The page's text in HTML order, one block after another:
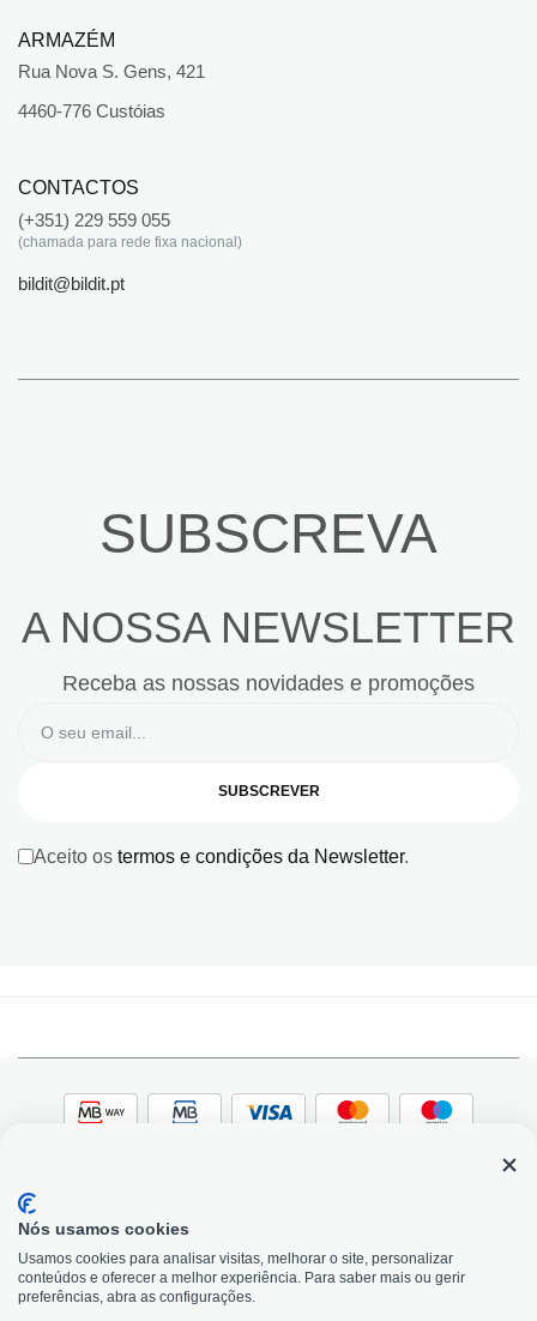
ARMAZÉM
Rua Nova S. Gens, 421
4460-776 Custóias
CONTACTOS
(+351) 229 559 055
(chamada para rede fixa nacional)
bildit@bildit.pt
SUBSCREVA
A NOSSA NEWSLETTER
Receba as nossas novidades e promoções
SUBSCREVER
Aceito os termos e condições da Newsletter.
© 2026, Bildit. Todos os direitos reservados | Powered
by Toogas, with
Magento
Precisa de Ajuda?
Nós usamos cookies
Usamos cookies para analisar visitas, melhorar o site, personalizar
conteúdos e oferecer a melhor experiência. Para saber mais ou gerir
preferências, abra as configurações.